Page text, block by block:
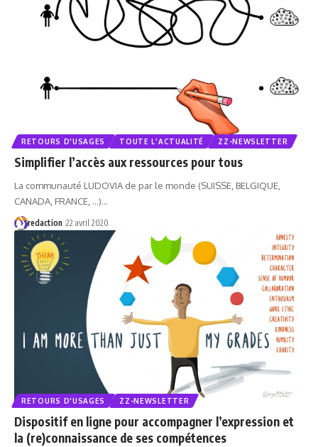
RETOURS D'USAGES TOUTE L'ACTUALITÉ ZZ-NEWSLETTER
Simplifier l’accès aux ressources pour tous
La communauté LUDOVIA de par le monde (SUISSE, BELGIQUE,
CANADA, FRANCE, ...)…
redaction 22 avril 2020
RETOURS D'USAGES ZZ-NEWSLETTER
Dispositif en ligne pour accompagner l’expression et
la (re)connaissance de ses compétences